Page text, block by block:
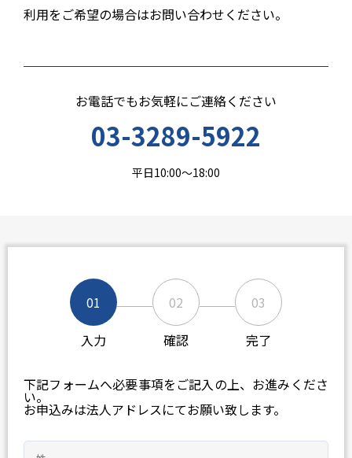
利用をご希望の場合はお問い合わせください。
お電話でもお気軽にご連絡ください
03-3289-5922
平日10:00～18:00
01
入力
02
確認
03
完了
下記フォームへ必要事項をご記入の上、お進みくださ
い。
お申込みは法人アドレスにてお願い致します。